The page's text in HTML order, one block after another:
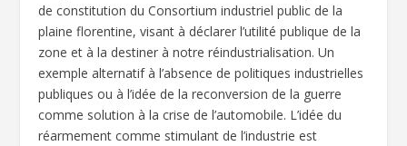
de constitution du Consortium industriel public de la
plaine florentine, visant à déclarer l’utilité publique de la
zone et à la destiner à notre réindustrialisation. Un
exemple alternatif à l’absence de politiques industrielles
publiques ou à l’idée de la reconversion de la guerre
comme solution à la crise de l’automobile. L’idée du
réarmement comme stimulant de l’industrie est